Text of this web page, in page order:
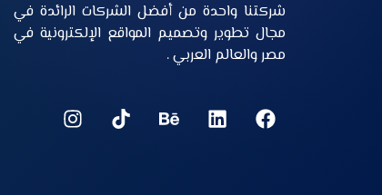
شركتنا واحدة من أفضل الشركات الرائدة في
مجال تطوير وتصميم المواقع الإلكترونية في
مصر والعالم العربي .